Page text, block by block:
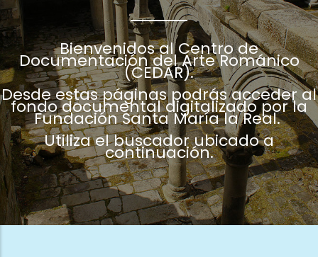
Bienvenidos al Centro de
Documentación del Arte Románico
(CEDAR).
Desde estas páginas podrás acceder al
fondo documental digitalizado por la
Fundación Santa María la Real.
Utiliza el buscador ubicado a
continuación.